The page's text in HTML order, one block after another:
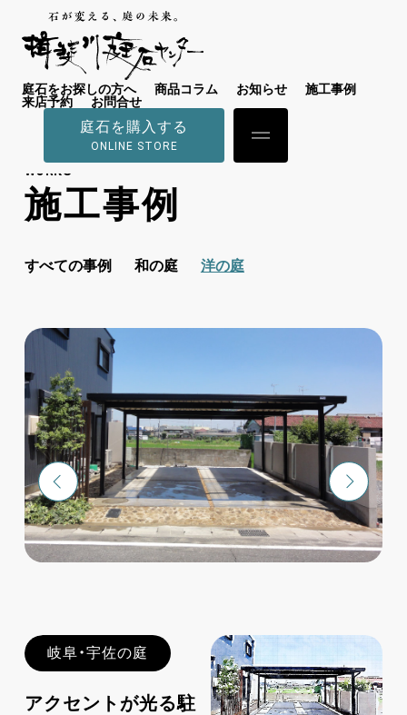
庭石をお探しの方へ 商品コラム お知らせ
施工事例
来店予約
お問合せ
庭石を購入する
ONLINE STORE
WORKS
施工事例
すべての事例 和の庭 洋の庭
岐阜・宇佐の庭
アクセントが光る駐